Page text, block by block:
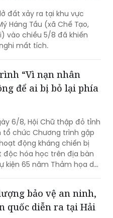
đất xảy ra tại khu vực
Háng Tầu (xã Chế Tạo,
vào chiều 5/8 đã khiến
mất tích.
“Vì nạn nhân
để ai bị bỏ lại phía
6/8, Hội Chữ thập đỏ tỉnh
tổ chức Chương trình gặp
động kháng chiến bị
độc hóa học trên địa bàn
kiện 65 năm Thảm họa da
nhân chất độc da cam”.
bảo vệ an ninh,
quốc diễn ra tại Hải